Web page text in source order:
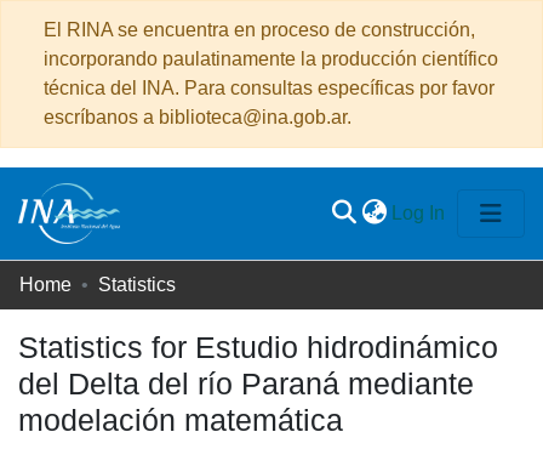
El RINA se encuentra en proceso de construcción,
incorporando paulatinamente la producción científico
técnica del INA. Para consultas específicas por favor
escríbanos a biblioteca@ina.gob.ar.
Log In (current)
Communities
&
Collections
All of DSpace
Home Statistics
Statistics for Estudio hidrodinámico
del Delta del río Paraná mediante
modelación matemática